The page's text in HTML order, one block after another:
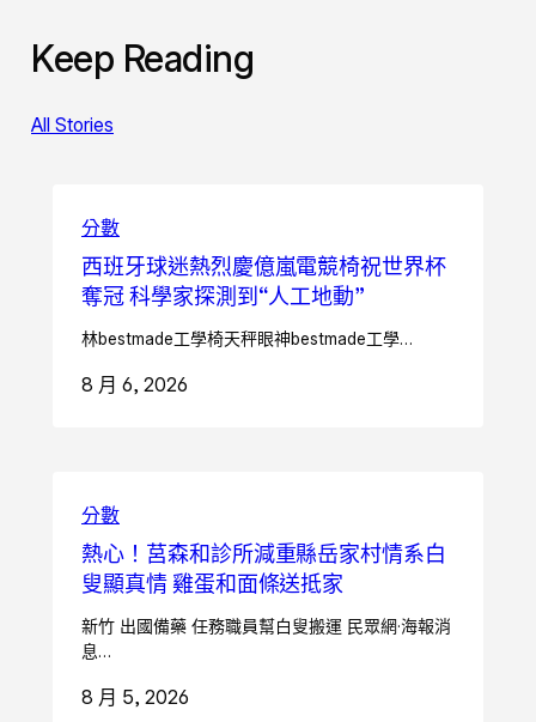
Keep Reading
All Stories
分數
西班牙球迷熱烈慶億嵐電競椅祝世界杯
奪冠 科學家探測到“人工地動”
林bestmade工學椅天秤眼神bestmade工學…
8 月 6, 2026
分數
熱心！莒森和診所減重縣岳家村情系白
叟顯真情 雞蛋和面條送抵家
新竹 出國備藥 任務職員幫白叟搬運 民眾網·海報消
息…
8 月 5, 2026